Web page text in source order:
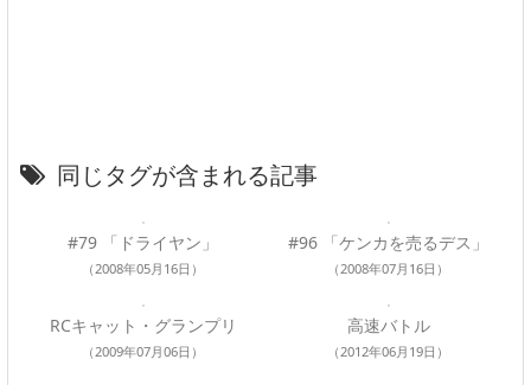
同じタグが含まれる記事
#79 「ドライヤン」
（2008年05月16日）
#96 「ケンカを売るデス」
（2008年07月16日）
RCキャット・グランプリ
（2009年07月06日）
高速バトル
（2012年06月19日）